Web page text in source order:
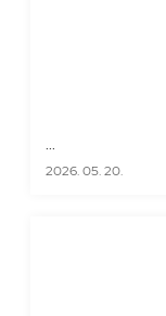
...
2026. 05. 20.